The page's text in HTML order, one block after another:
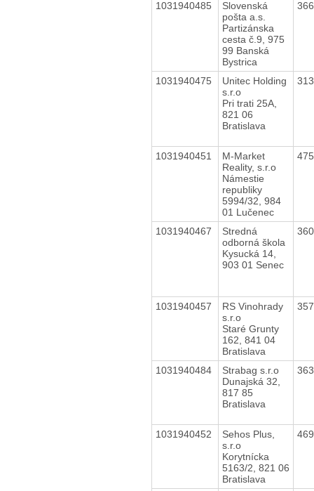
1031940485
Slovenská
pošta a.s.
Partizánska
cesta č.9, 975
99 Banská
Bystrica
1031940475
Unitec Holding
s.r.o
Pri trati 25A,
821 06
Bratislava
1031940451
M-Market
Reality, s.r.o
Námestie
republiky
5994/32, 984
01 Lučenec
1031940467
Stredná
odborná škola
Kysucká 14,
903 01 Senec
1031940457
RS Vinohrady
s.r.o
Staré Grunty
162, 841 04
Bratislava
1031940484
Strabag s.r.o
Dunajská 32,
817 85
Bratislava
1031940452
Sehos Plus,
s.r.o
Korytnícka
5163/2, 821 06
Bratislava